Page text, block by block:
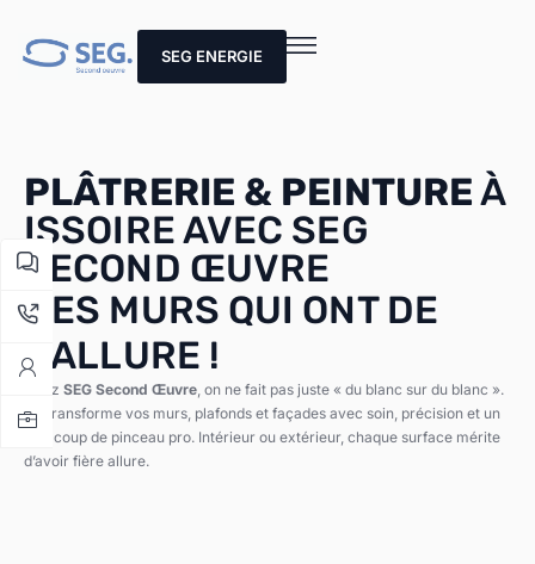
SEG ENERGIE
PLÂTRERIE & PEINTUREÀ
ISSOIRE AVEC SEG
SECOND ŒUVRE
DES MURS QUI ONT DE
L’ALLURE !
Chez SEG Second Œuvre, on ne fait pas juste « du blanc sur du blanc ».
On transforme vos murs, plafonds et façades avec soin, précision et un
vrai coup de pinceau pro. Intérieur ou extérieur, chaque surface mérite
d’avoir fière allure.